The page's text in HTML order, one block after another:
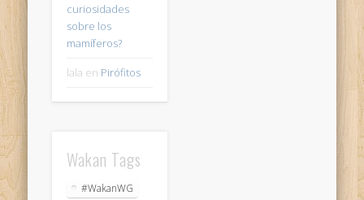
curiosidades
sobre los
mamíferos?
lala en Pirófitos
Wakan Tags
#WakanWG